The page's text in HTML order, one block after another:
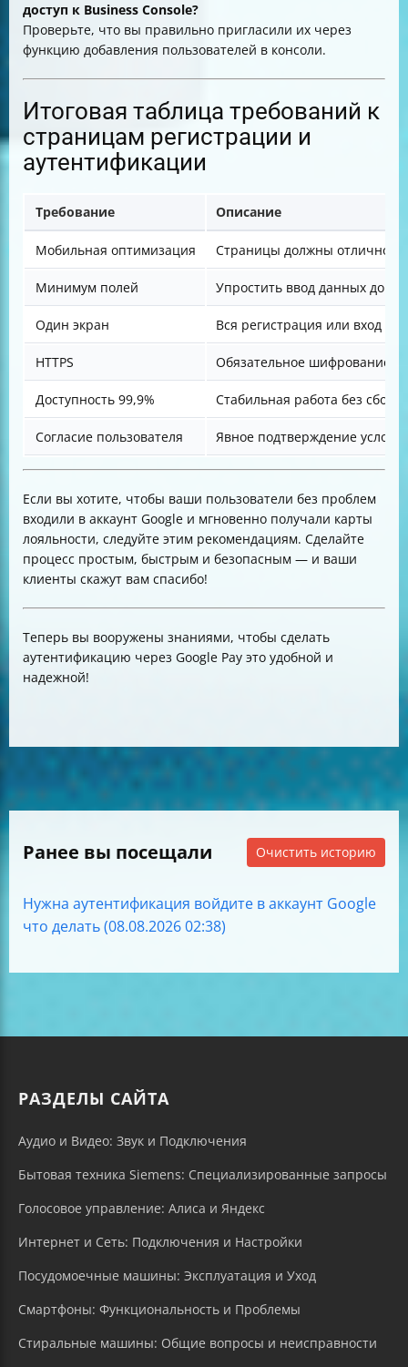
доступ к Business Console?
Проверьте, что вы правильно пригласили их через
функцию добавления пользователей в консоли.
Итоговая таблица требований к
страницам регистрации и
аутентификации
Требование Описание
Мобильная оптимизация Страницы должны отлично
Минимум полей Упростить ввод данных до
Один экран Вся регистрация или вход на
HTTPS Обязательное шифрование
Доступность 99,9% Стабильная работа без сбоев
Согласие пользователя Явное подтверждение
Если вы хотите, чтобы ваши пользователи без проблем
входили в аккаунт Google и мгновенно получали карты
лояльности, следуйте этим рекомендациям. Сделайте
процесс простым, быстрым и безопасным — и ваши
клиенты скажут вам спасибо!
Теперь вы вооружены знаниями, чтобы сделать
аутентификацию через Google Pay это удобной и
надежной!
Ранее вы посещали Очистить историю
Нужна аутентификация войдите в аккаунт Google
что делать (08.08.2026 02:38)
РАЗДЕЛЫ САЙТА
Аудио и Видео: Звук и Подключения
Бытовая техника Siemens: Специализированные запросы
Голосовое управление: Алиса и Яндекс
Интернет и Сеть: Подключения и Настройки
Посудомоечные машины: Эксплуатация и Уход
Смартфоны: Функциональность и Проблемы
Стиральные машины: Общие вопросы и неисправности